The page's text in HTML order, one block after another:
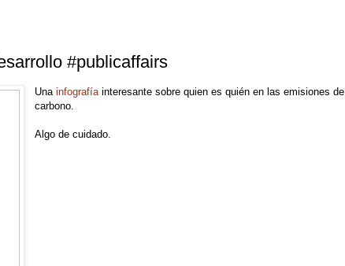
#publicaffairs
Unainfografíainteresante sobre quien es quién en las emisiones de
carbono.
Algo de cuidado.